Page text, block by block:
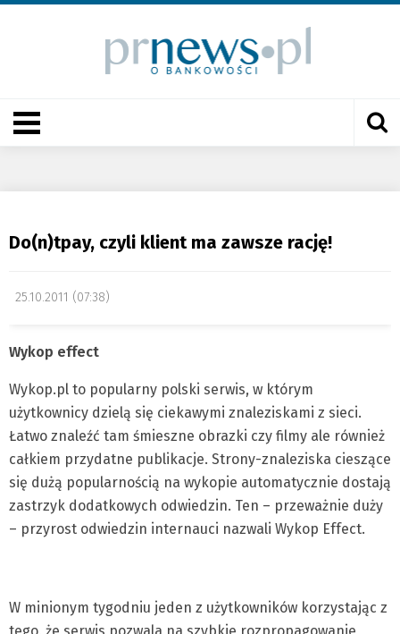
Do(n)tpay, czyli klient ma zawsze rację!
25.10.2011 (07:38)
Wykop effect
Wykop.pl to popularny polski serwis, w którym
użytkownicy dzielą się ciekawymi znaleziskami z sieci.
Łatwo znaleźć tam śmieszne obrazki czy filmy ale również
całkiem przydatne publikacje. Strony-znaleziska cieszące
się dużą popularnością na wykopie automatycznie dostają
zastrzyk dodatkowych odwiedzin. Ten – przeważnie duży
– przyrost odwiedzin internauci nazwali Wykop Effect.
W minionym tygodniu jeden z użytkowników korzystając z